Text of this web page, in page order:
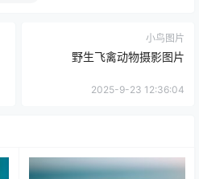
小鸟图片
野生飞禽动物摄影图片
2025-9-23 12:36:04